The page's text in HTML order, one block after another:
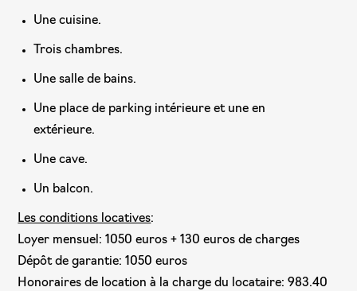
Une cuisine.
Trois chambres.
Une salle de bains.
Une place de parking intérieure et une en
extérieure.
Une cave.
Un balcon.
Les conditions locatives:
Loyer mensuel: 1050 euros + 130 euros de charges
Dépôt de garantie: 1050 euros
Honoraires de location à la charge du locataire: 983.40